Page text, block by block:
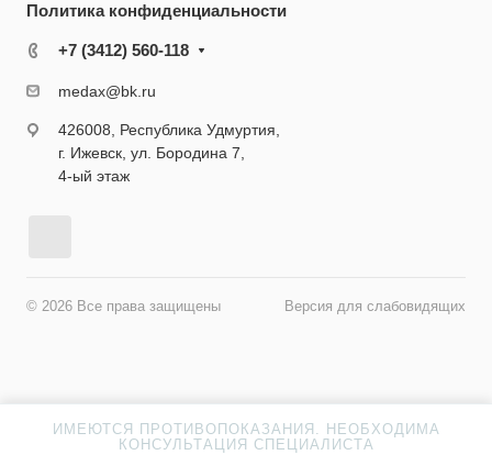
Политика конфиденциальности
+7 (3412) 560-118
medax@bk.ru
426008, Республика Удмуртия,
г. Ижевск, ул. Бородина 7,
4-ый этаж
© 2026 Все права защищены Версия для слабовидящих
ИМЕЮТСЯ ПРОТИВОПОКАЗАНИЯ. НЕОБХОДИМА
КОНСУЛЬТАЦИЯ СПЕЦИАЛИСТА